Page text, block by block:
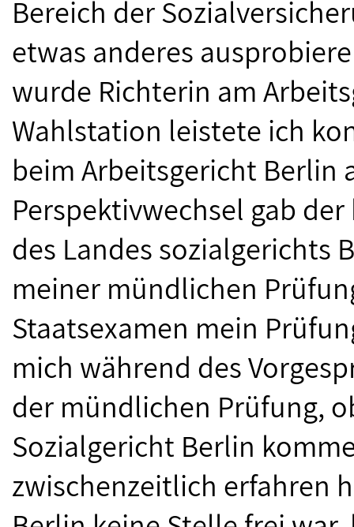
Bereich der
etwas anderes
wurde Richterin am
Wahlstation leistete ich
beim Arbeitsgericht Berlin
Perspektivwechsel gab
des Landes sozialgerichts
meiner mündlichen
Staatsexamen mein
mich während des
der mündlichen Prüfung,
Sozialgericht Berlin
zwischenzeitlich erfahren